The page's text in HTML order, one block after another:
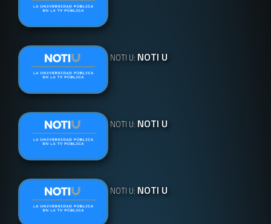
NOTI U: NOTI U
NOTI U: NOTI U
NOTI U: NOTI U